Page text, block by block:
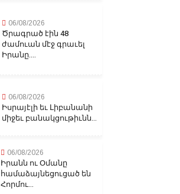
06/08/2026
Ծրագրած էին 48
ժամուան մէջ գրաւել
Իրանը....
06/08/2026
Իսրայէլի եւ Լիբանանի
միջեւ բանակցութիւնն...
06/08/2026
Իրանն ու Օմանը
համաձայնեցուցած են
Հորմու...